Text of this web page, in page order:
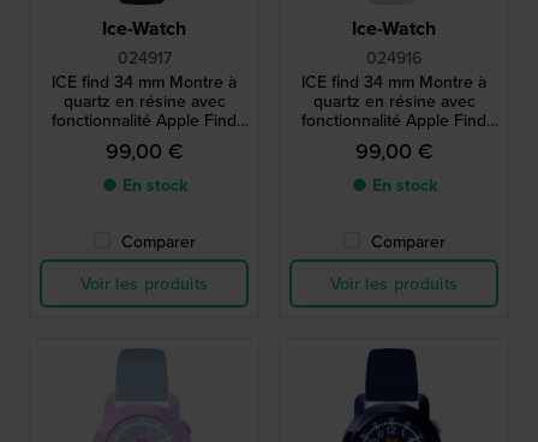
Ice-Watch
024917
ICE find 34 mm Montre à
quartz en résine avec
fonctionnalité Apple Find
My
99,00 €
● En stock
Comparer
Voir les produits
Ice-Watch
024916
ICE find 34 mm Montre à
quartz en résine avec
fonctionnalité Apple Find
My
99,00 €
● En stock
Comparer
Voir les produits